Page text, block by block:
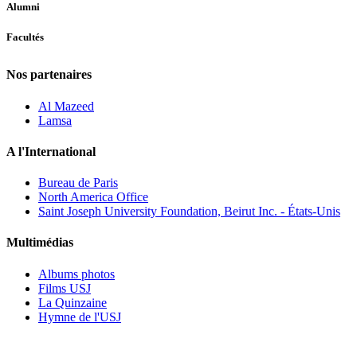
Alumni
Facultés
Nos partenaires
Al Mazeed
Lamsa
A l'International
Bureau de Paris
North America Office
Saint Joseph University Foundation, Beirut Inc. - États-Unis
Multimédias
Albums photos
Films USJ
La Quinzaine
Hymne de l'USJ